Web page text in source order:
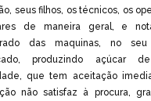
seus filhos, os técnicos, os
de maneira geral, e
das maquinas, no seu
produzindo açúcar
que tem aceitação
não satisfaz à procura,